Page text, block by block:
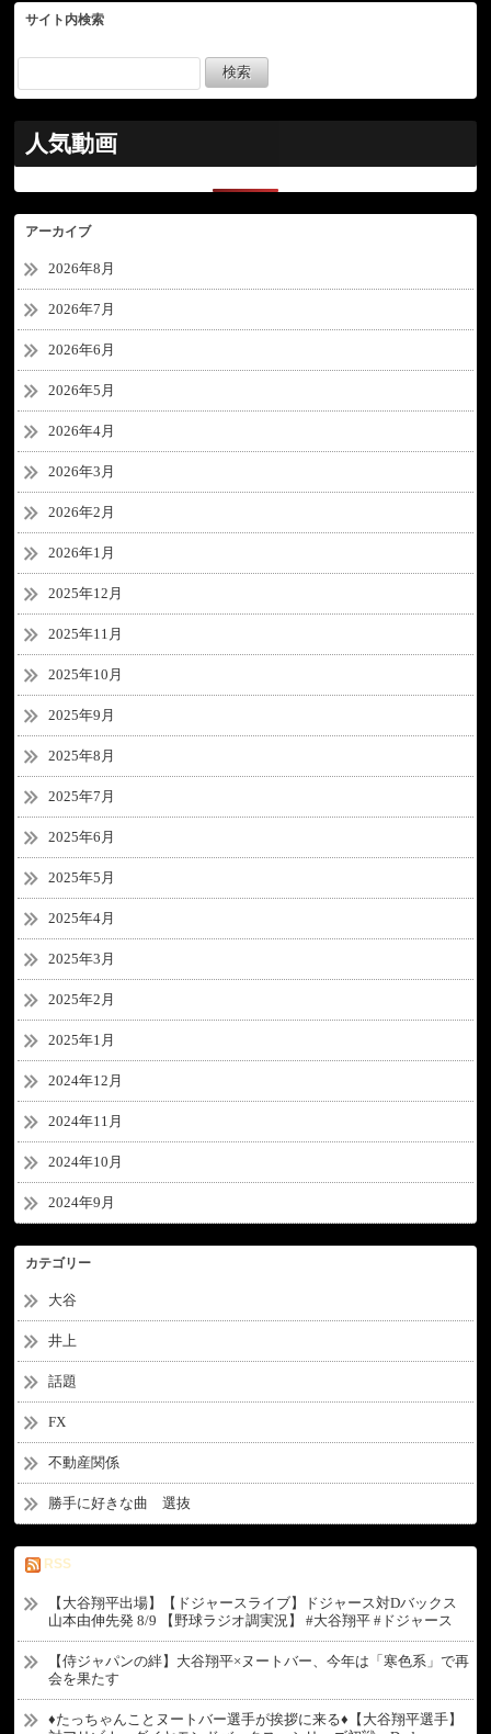
サイト内検索
人気動画
アーカイブ
2026年8月
2026年7月
2026年6月
2026年5月
2026年4月
2026年3月
2026年2月
2026年1月
2025年12月
2025年11月
2025年10月
2025年9月
2025年8月
2025年7月
2025年6月
2025年5月
2025年4月
2025年3月
2025年2月
2025年1月
2024年12月
2024年11月
2024年10月
2024年9月
カテゴリー
大谷
井上
話題
FX
不動産関係
勝手に好きな曲 選抜
RSS
【大谷翔平出場】【ドジャースライブ】ドジャース対Dバックス
山本由伸先発 8/9 【野球ラジオ調実況】 #大谷翔平 #ドジャース
【侍ジャパンの絆】大谷翔平×ヌートバー、今年は「寒色系」で再
会を果たす
♦たっちゃんことヌートバー選手が挨拶に来る♦【大谷翔平選手】